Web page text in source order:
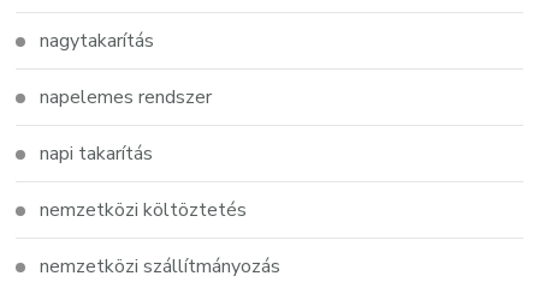
nagytakarítás
napelemes rendszer
napi takarítás
nemzetközi költöztetés
nemzetközi szállítmányozás